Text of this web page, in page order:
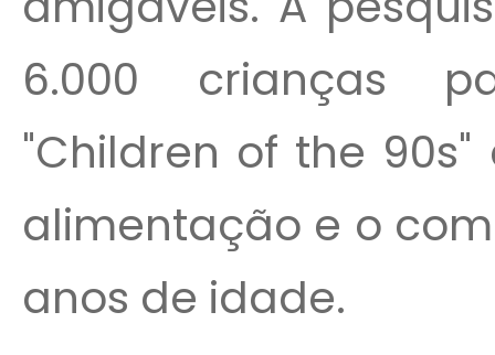
6.000 crianças
"Children of the
alimentação e o
anos de idade.